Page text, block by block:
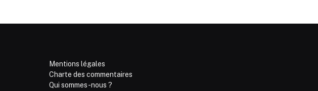
Mentions légales
Charte des commentaires
Qui sommes-nous ?